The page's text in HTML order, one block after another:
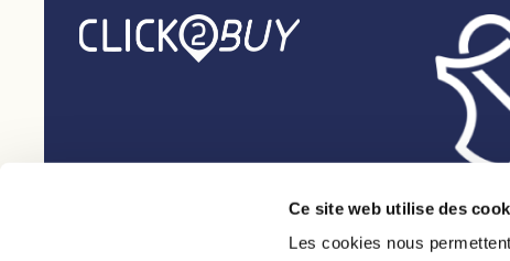
Ce site web utilise des
Les cookies nous